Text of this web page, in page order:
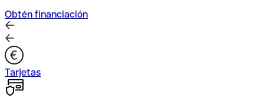
Obtén financiación
Tarjetas